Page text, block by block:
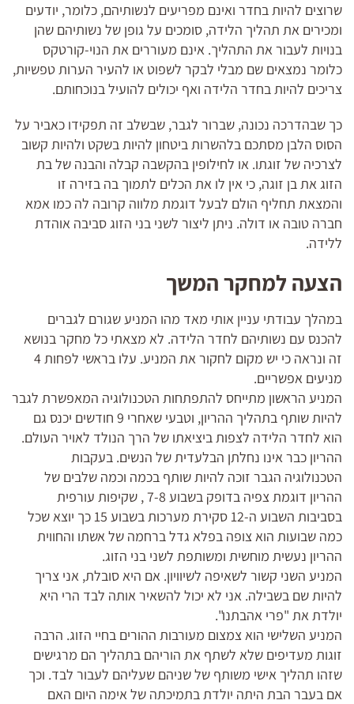
שרוצים להיות בחדר ואינם מפריעים לנשותיהם, כלומר, יודעים
ומכירים את תהליך הלידה, סומכים על גופן של נשותיהם שהן
בנויות לעבור את התהליך. אינם מעוררים את הנוי-קורטקס
כלומר נמצאים שם מבלי לבקר לשפוט או להעיר הערות טפשיות,
צריכים להיות בחדר הלידה ואף יכולים להועיל בנוכחותם.
כך שבהדרכה נכונה, שברור לגבר, שבשלב זה תפקידו כאביר על
הסוס הלבן מסתכם בלהשרות ביטחון להיות בשקט ולהיות קשוב
לצרכיה של זוגתו. או לחילופין בהקשבה קבלה והבנה של בת
הזוג את בן זוגה, כי אין לו את הכלים לתמוך בה בזירה זו
והמצאת תחליף הולם לבעל דוגמת מלווה קרובה לה כמו אמא
חברה טובה או דולה. ניתן ליצור לשני בני הזוג סביבה אוהדת
ללידה.
הצעה למחקר המשך
במהלך עבודתי עניין אותי מאד מהו המניע שגורם לגברים
להכנס עם נשותיהם לחדר הלידה. לא מצאתי כל מחקר בנושא
זה ונראה כי יש מקום לחקור את המניע. עלו בראשי לפחות 4
מניעים אפשריים.
המניע הראשון מתייחס להתפתחות הטכנולוגיה המאפשרת לגבר
להיות שותף בתהליך ההריון, וטבעי שאחרי 9 חודשים יכנס גם
הוא לחדר הלידה לצפות ביציאתו של הרך הנולד לאויר העולם.
ההריון כבר אינו נחלתן הבלעדית של הנשים. בעקבות
הטכנולוגיה הגבר זוכה להיות שותף בכמה וכמה שלבים של
ההריון דוגמת צפיה בדופק בשבוע 7-8 , שקיפות עורפית
בסביבות השבוע ה-12 סקירת מערכות בשבוע 15 כך יוצא שכל
כמה שבועות הוא צופה בפלא גדל ברחמה של אשתו והחווית
ההריון נעשית מוחשית ומשותפת לשני בני הזוג.
המניע השני קשור לשאיפה לשיוויון. אם היא סובלת, אני צריך
להיות שם בשבילה. אני לא יכול להשאיר אותה לבד הרי היא
יולדת את "פרי אהבתנו".
המניע השלישי הוא צמצום מעורבות ההורים בחיי הזוג. הרבה
זוגות מעדיפים שלא לשתף את הוריהם בתהליך הם מרגישים
שזהו תהליך אישי משותף של שניהם שעליהם לעבור לבד. וכך
אם בעבר הבת היתה יולדת בתמיכתה של אימה היום האם